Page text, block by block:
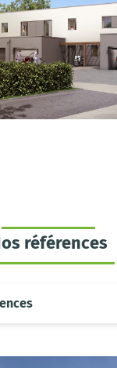
références